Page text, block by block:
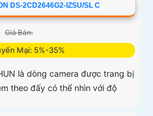
DS-2CD2646G2-IZSU/SL C
Giá Bán:
Mại: 5%-35%
là dòng camera được trang bị
theo đấy có thể nhìn với độ